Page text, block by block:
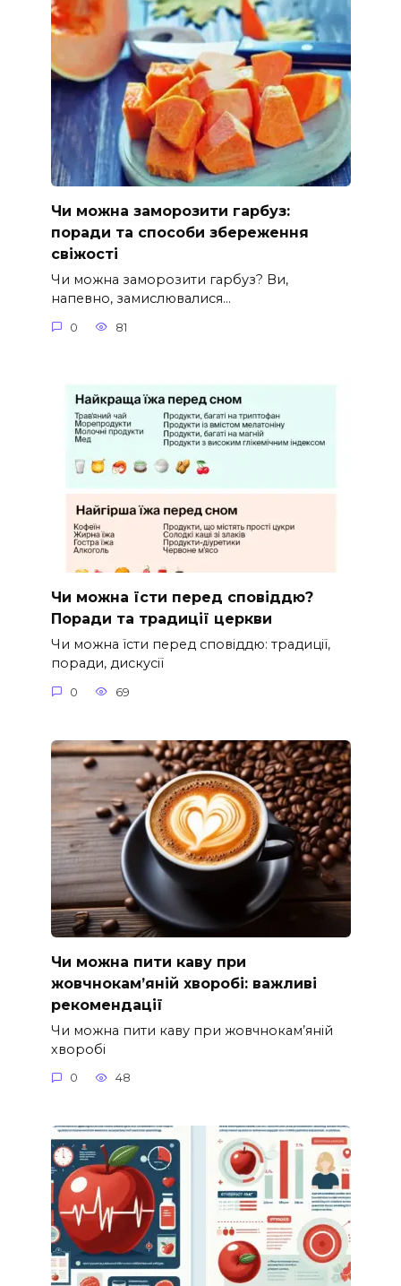
Чи можна заморозити гарбуз:
поради та способи збереження
свіжості
Чи можна заморозити гарбуз? Ви,
напевно, замислювалися…
0 81
Чи можна їсти перед сповіддю?
Поради та традиції церкви
Чи можна їсти перед сповіддю: традиції,
поради, дискусії
0 69
Чи можна пити каву при
жовчнокам’яній хворобі: важливі
рекомендації
Чи можна пити каву при жовчнокам’яній
хворобі
0 48